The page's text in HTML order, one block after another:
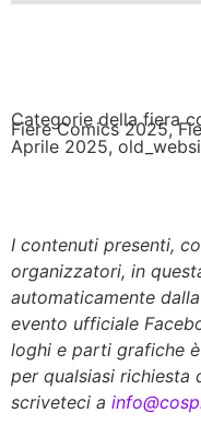
Categorie della fiera
Fiere Comics 2025,
Aprile 2025,
I contenuti presenti,
organizzatori, in
automaticamente
evento ufficiale
loghi e parti grafiche è
per qualsiasi richiesta
scriveteci a